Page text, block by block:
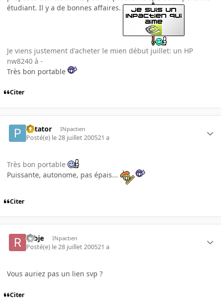
étudiant. Il y a de bonnes affaires.
Je viens justement d'acheter le mien début juillet: un HP
nw8240 à -
Très bon portable
Citer
Patator INpactien
Posté(e) le 28 juillet 200521 a
Très bon portable
Puissante, autonome, pas épais...
Citer
robje INpactien
Posté(e) le 28 juillet 200521 a
Vous auriez pas un lien svp ?
Citer